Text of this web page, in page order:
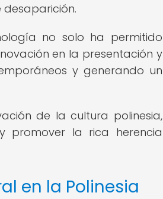
no solo ha permitido
en la presentación y
y generando un
de la cultura polinesia,
promover la rica herencia
en la Polinesia